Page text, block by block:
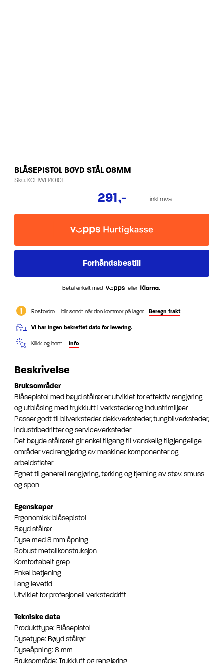
BLÅSEPISTOL BØYD STÅL Ø8MM
Sku.KCLJWL140101
291,- inkl mva
Betal enkelt med eller
Restordre – blir sendt når den kommer på lager. Beregn frakt
Vi har ingen bekreftet dato for levering.
Klikk og hent – info
Beskrivelse
Bruksområder
Blåsepistol med bøyd stålrør er utviklet for effektiv rengjøring
og utblåsing med trykkluft i verksteder og industrimiljøer
Passer godt til bilverksteder, dekkverksteder, tungbilverksteder,
industribedrifter og serviceverksteder
Det bøyde stålrøret gir enkel tilgang til vanskelig tilgjengelige
områder ved rengjøring av maskiner, komponenter og
arbeidsflater
Egnet til generell rengjøring, tørking og fjerning av støv, smuss
og spon
Egenskaper
Ergonomisk blåsepistol
Bøyd stålrør
Dyse med 8 mm åpning
Robust metallkonstruksjon
Komfortabelt grep
Enkel betjening
Lang levetid
Utviklet for profesjonell verksteddrift
Tekniske data
Produkttype: Blåsepistol
Dysetype: Bøyd stålrør
Dyseåpning: 8 mm
Bruksområde: Trykkluft og rengjøring